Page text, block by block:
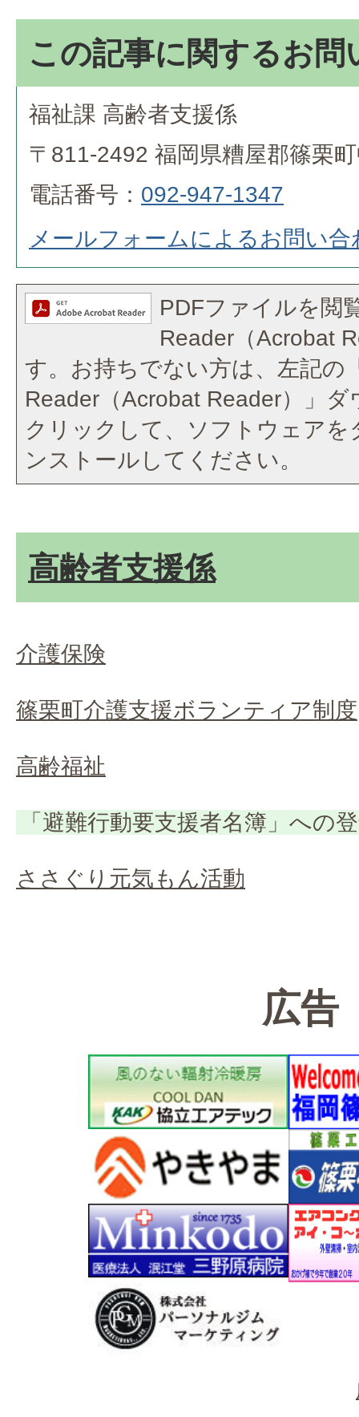
この記事に関するお問
福祉課 高齢者支援係
〒811-2492 福岡県糟屋郡篠栗
電話番号： 092-947-1347
メールフォームによるお問い合
PDFファイルを閲
Reader（Acrobat
す。お持ちでない方は、左記の
Reader（Acrobat Reader）」
クリックして、ソフトウェア
ンストールしてください。
高齢者支援係
介護保険
篠栗町介護支援ボランティア制度
高齢福祉
「避難行動要支援者名簿」への
ささぐり元気もん活動
広告